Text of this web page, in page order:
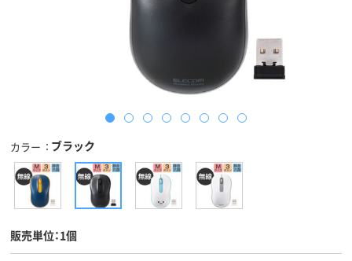
カラー ブラック
販売単位：1個